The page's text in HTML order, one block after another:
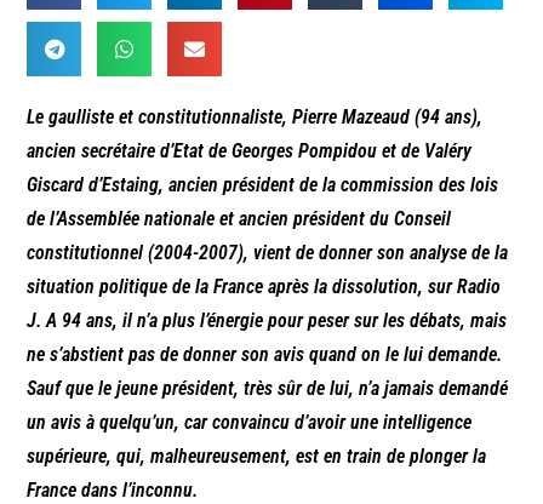
Le gaulliste et constitutionnaliste, Pierre Mazeaud (94 ans),
ancien secrétaire d’Etat de Georges Pompidou et de Valéry
Giscard d’Estaing, ancien président de la commission des lois
de l’Assemblée nationale et ancien président du Conseil
constitutionnel (2004-2007), vient de donner son analyse de la
situation politique de la France après la dissolution, sur Radio
J. A 94 ans, il n’a plus l’énergie pour peser sur les débats, mais
ne s’abstient pas de donner son avis quand on le lui demande.
Sauf que le jeune président, très sûr de lui, n’a jamais demandé
un avis à quelqu’un, car convaincu d’avoir une intelligence
supérieure, qui, malheureusement, est en train de plonger la
France dans l’inconnu.